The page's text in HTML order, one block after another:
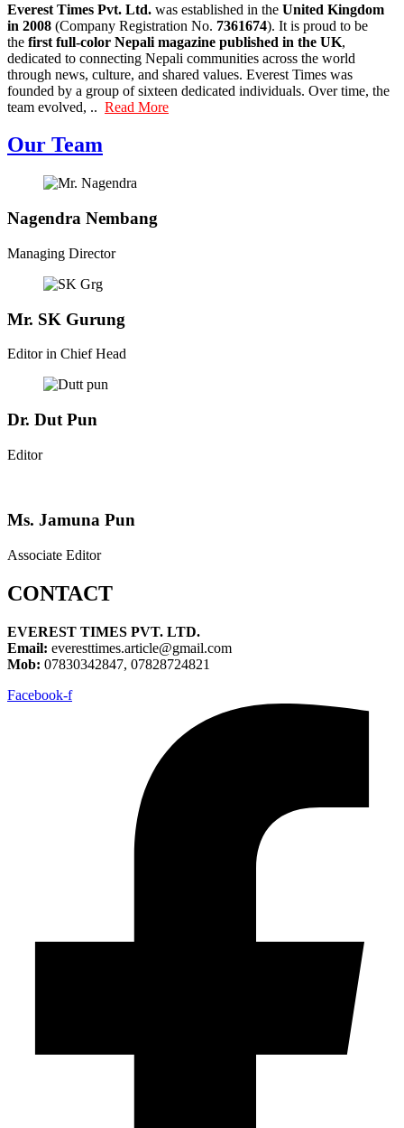
Everest Times Pvt. Ltd. was established in the United Kingdom
in 2008 (Company Registration No. 7361674). It is proud to be
the first full-color Nepali magazine published in the UK,
dedicated to connecting Nepali communities across the world
through news, culture, and shared values. Everest Times was
founded by a group of sixteen dedicated individuals. Over time, the
team evolved, .. Read More
Our Team
Nagendra Nembang
Managing Director
Mr. SK Gurung
Editor in Chief Head
Dr. Dut Pun
Editor
Ms. Jamuna Pun
Associate Editor
CONTACT
EVEREST TIMES PVT. LTD.
Email: everesttimes.article@gmail.com
Mob: 07830342847, 07828724821
Facebook-f